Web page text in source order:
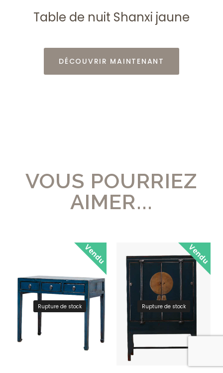
Table de nuit Shanxi jaune​
DÉCOUVRIR MAINTENANT
VOUS POURRIEZ
AIMER...
Vendu
Rupture de stock
Vendu
Rupture de stock